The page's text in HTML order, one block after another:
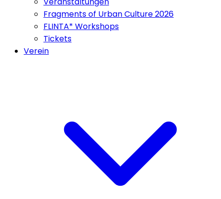
Fragments of Urban Culture 2026
FLINTA* Workshops
Tickets
Verein